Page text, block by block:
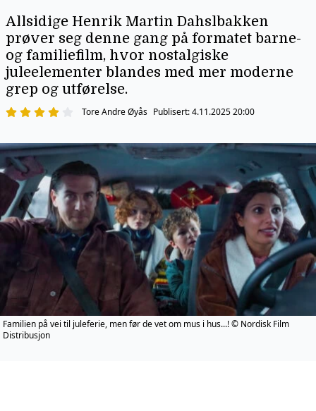
Allsidige Henrik Martin Dahslbakken
prøver seg denne gang på formatet barne-
og familiefilm, hvor nostalgiske
juleelementer blandes med mer moderne
grep og utførelse.
Tore Andre Øyås Publisert:4.11.2025 20:00
Familien på vei til juleferie, men før de vet om mus i hus...! © Nordisk Film
Distribusjon